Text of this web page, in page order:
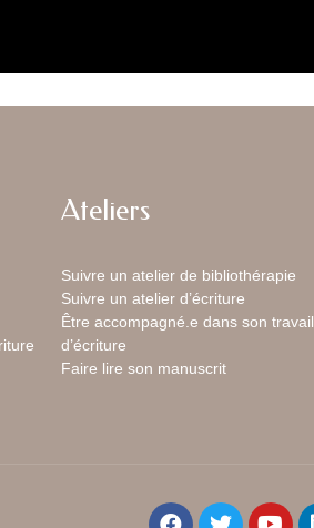
Ateliers
Suivre un atelier de bibliothérapie
Suivre un atelier d’écriture
Être accompagné.e dans son travail
d’écriture
Faire lire son manuscrit